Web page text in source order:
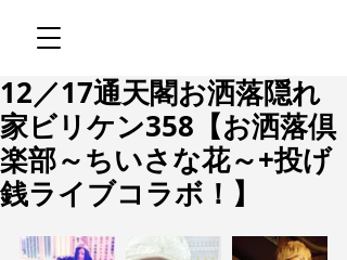
12／17通天閣お洒落隠れ
家ビリケン358【お洒落倶
楽部～ちいさな花～+投げ
銭ライブコラボ！】